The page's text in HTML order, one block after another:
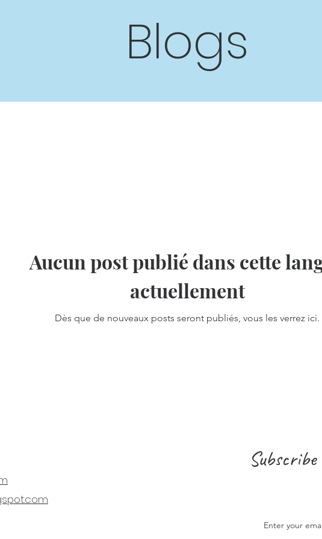
Blogs
Aucun post publié dans cette
actuellement
Dès que de nouveaux posts seront publiés, vous les verrez ici.
Enter your